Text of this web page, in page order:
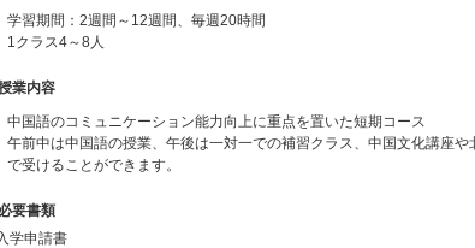
学習期間：2週間～12週間、毎週20時間
1クラス4～8人
業内容
中国語のコミュニケーション能力向上に重点を置いた短期コース
午前中は中国語の授業、午後は一対一での補習クラス、中国文化講座
で受けることができます。
要書類
学申請書